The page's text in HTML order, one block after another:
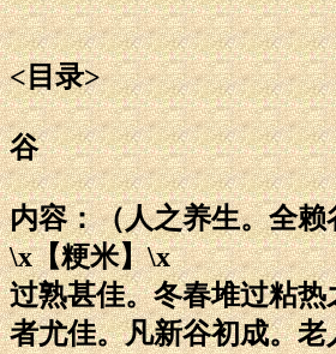
<目录>
谷
内容：（人之养生。全
\x【粳米】\x
过熟甚佳。冬春堆过粘
者尤佳。凡新谷初成。